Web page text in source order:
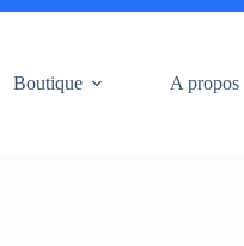
Boutique A propos